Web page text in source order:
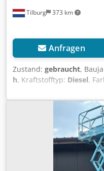
Tilburg 373 km
Anfragen
Zustand: gebraucht,
h, Kraftstofftyp: Diesel,
Abmessungen (L x B x H):
Kubota Mast: Knickarm
2.300 cm CE-
Teupen Leo 23 GT Spider
h Motor: Kubota Diesel
Seitliche Reichweite: 11,2
Tragfähigkeit: 200 kg CE-